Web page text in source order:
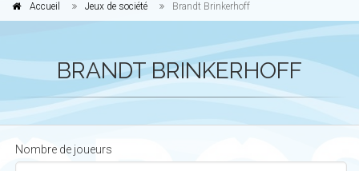
Accueil Jeux de société Brandt Brinkerhoff
BRANDT BRINKERHOFF
Nombre de joueurs